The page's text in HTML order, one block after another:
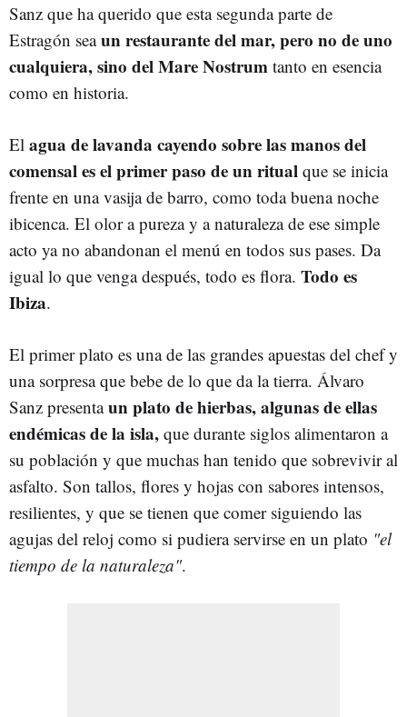
Sanz que ha querido que esta segunda parte de
Estragón seaun restaurante del mar, pero no de uno
cualquiera, sino del Mare Nostrum tanto en esencia
como en historia.
El agua de lavanda cayendo sobre las manos del
comensal es el primer paso de un ritual que se inicia
frente en una vasija de barro, como toda buena noche
ibicenca. El olor a pureza y a naturaleza de ese simple
acto ya no abandonan el menú en todos sus pases. Da
igual lo que venga después, todo es flora. Todo es
Ibiza.
El primer plato es una de las grandes apuestas del chef y
una sorpresa que bebe de lo que da la tierra. Álvaro
Sanz presentaun plato de hierbas, algunas de ellas
endémicas de la isla, que durante siglos alimentaron a
su población y que muchas han tenido que sobrevivir al
asfalto. Son tallos, flores y hojas con sabores intensos,
resilientes, y que se tienen que comer siguiendo las
agujas del reloj como si pudiera servirse en un plato "el
tiempo de la naturaleza".